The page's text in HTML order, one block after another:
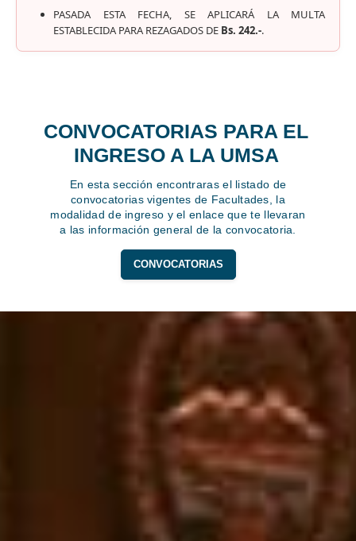
PASADA ESTA FECHA, SE APLICARÁ LA MULTA
ESTABLECIDA PARA REZAGADOS DE Bs. 242.-.
CONVOCATORIAS PARA EL
INGRESO A LA UMSA
En esta sección encontraras el listado de
convocatorias vigentes de Facultades, la
modalidad de ingreso y el enlace que te llevaran
a las información general de la convocatoria.
CONVOCATORIAS